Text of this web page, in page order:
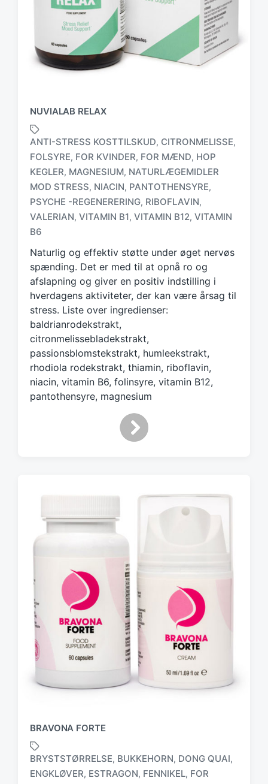
NUVIALAB RELAX
T
a
g
e
d
w
t
h
ANTI-STRESS KOSTTILSKUD, CITRONMELISSE,
FOLSYRE, FOR KVINDER, FOR MÆND, HOP
KEGLER, MAGNESIUM, NATURLÆGEMIDLER
MOD STRESS, NIACIN, PANTOTHENSYRE,
PSYCHE -REGENERERING, RIBOFLAVIN,
VALERIAN, VITAMIN B1, VITAMIN B12, VITAMIN
B6
Naturlig og effektiv støtte under øget nervøs
spænding. Det er med til at opnå ro og
afslapning og giver en positiv indstilling i
hverdagens aktiviteter, der kan være årsag til
stress. Liste over ingredienser:
baldrianrodekstrakt,
citronmelissebladekstrakt,
passionsblomstekstrakt, humleekstrakt,
rhodiola rodekstrakt, thiamin, riboflavin,
niacin, vitamin B6, folinsyre, vitamin B12,
pantothensyre, magnesium
BRAVONA FORTE
BRYSTSTØRRELSE, BUKKEHORN, DONG QUAI,
ENGKLØVER, ESTRAGON, FENNIKEL, FOR